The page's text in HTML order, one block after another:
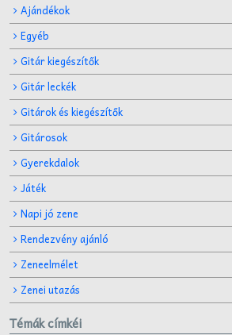
Ajándékok
Egyéb
Gitár kiegészítők
Gitár leckék
Gitárok és kiegészítők
Gitárosok
Gyerekdalok
Játék
Napi jó zene
Rendezvény ajánló
Zeneelmélet
Zenei utazás
Témák címkéi